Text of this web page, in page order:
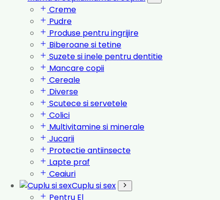
Creme
Pudre
Produse pentru ingrijire
Biberoane si tetine
Suzete si inele pentru dentitie
Mancare copii
Cereale
Diverse
Scutece si servetele
Colici
Multivitamine si minerale
Jucarii
Protectie antiinsecte
Lapte praf
Ceaiuri
Cuplu si sex
Pentru El